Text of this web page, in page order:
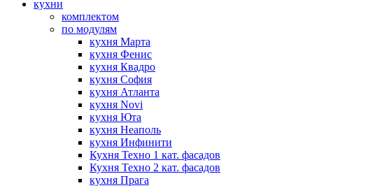
кухни
комплектом
по модулям
кухня Марта
кухня Фенис
кухня Квадро
кухня София
кухня Атланта
кухня Novi
кухня Юта
кухня Неаполь
кухня Инфинити
Кухня Техно 1 кат. фасадов
Кухня Техно 2 кат. фасадов
кухня Прага